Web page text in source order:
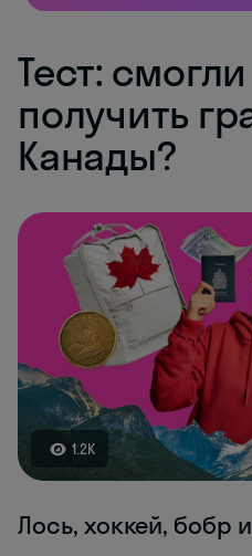
Тест:
получить
Канады?
1.2K
Лось, хоккей, бобр